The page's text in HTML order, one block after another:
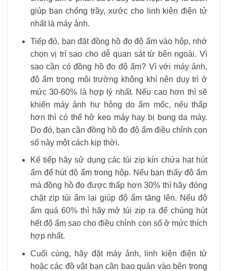
giúp bạn chống trầy, xước cho linh kiện điện tử
nhất là máy ảnh.
Tiếp đó, bạn đặt đồng hồ đo độ ẩm vào hộp, nhớ
chọn vị trí sao cho dễ quan sát từ bên ngoài. Vì
sao cần có đồng hồ đo độ ẩm? Vì với máy ảnh,
độ ẩm trong môi trường không khí nên duy trì ở
mức 30-60% là hợp lý nhất. Nếu cao hơn thì sẽ
khiến máy ảnh hư hỏng do ẩm mốc, nếu thấp
hơn thì có thể hở keo máy hay bị bung da máy.
Do đó, bạn cần đồng hồ đo độ ẩm điều chỉnh con
số này một cách kịp thời.
Kế tiếp hãy sử dụng các túi zip kín chứa hạt hút
ẩm để hút độ ẩm trong hộp. Nếu bạn thấy độ ẩm
mà đồng hồ đo được thấp hơn 30% thì hãy đóng
chặt zip túi ẩm lại giúp độ ẩm tăng lên. Nếu độ
ẩm quá 60% thì hãy mở túi zip ra để chúng hút
hết độ ẩm sao cho điều chỉnh con số ở mức thích
hợp nhất.
Cuối cùng, hãy đặt máy ảnh, linh kiện điện tử
hoặc các đồ vật bạn cần bao quản vào bên trong